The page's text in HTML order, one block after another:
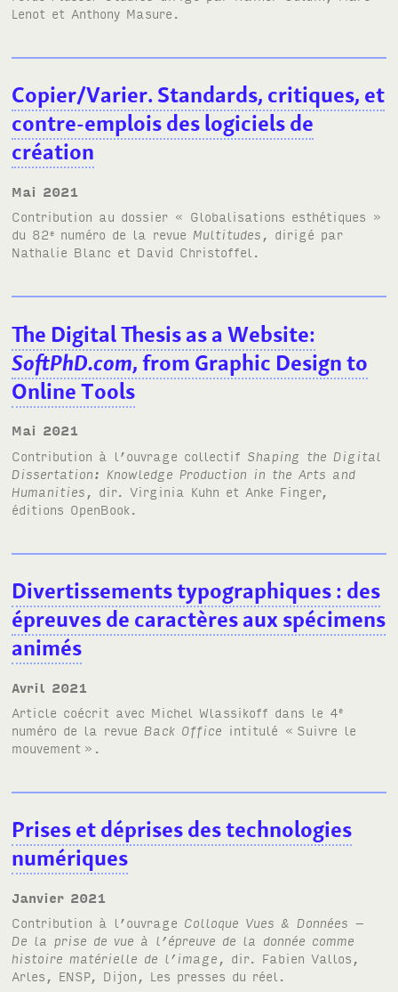
Lenot et Anthony Masure.
Copier/Varier. Standards, critiques, et
contre-emplois des logiciels de
création
mai 2021
Contribution au dossier « Globalisations esthétiques »
du 82 e numéro de la revue Multitudes , dirigé par
Nathalie Blanc et David Christoffel.
The Digital Thesis as a Website:
SoftPhD.com, from Graphic Design to
Online Tools
mai 2021
Contribution à l’ouvrage collectif Shaping the Digital
Dissertation: Knowledge Production in the Arts and
Humanities , dir. Virginia Kuhn et Anke Finger,
éditions OpenBook.
Divertissements typographiques: des
épreuves de caractères aux spécimens
animés
avril 2021
Article coécrit avec Michel Wlassikoff dans le 4e
numéro de la revue Back Office intitulé « Suivre le
mouvement ».
Prises et déprises des technologies
numériques
janvier 2021
Contribution à l’ouvrage Colloque Vues & Données –
De la prise de vue à l’épreuve de la donnée comme
histoire matérielle de l’image , dir. Fabien Vallos,
Arles, ENSP, Dijon, Les presses du réel.